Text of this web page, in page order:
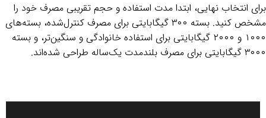
برای انتخاب نهایی، ابتدا مدت استفاده و حجم تقریبی مصرف خود را
مشخص کنید. بسته ۳۰۰ گیگابایتی برای مصرف کنترل‌شده، بسته‌های
۱۰۰۰ و ۲۰۰۰ گیگابایتی برای استفاده خانوادگی و سنگین‌تر، و بسته
۳۰۰۰ گیگابایتی برای مصرف بلندمدت یک‌ساله طراحی شده‌اند.